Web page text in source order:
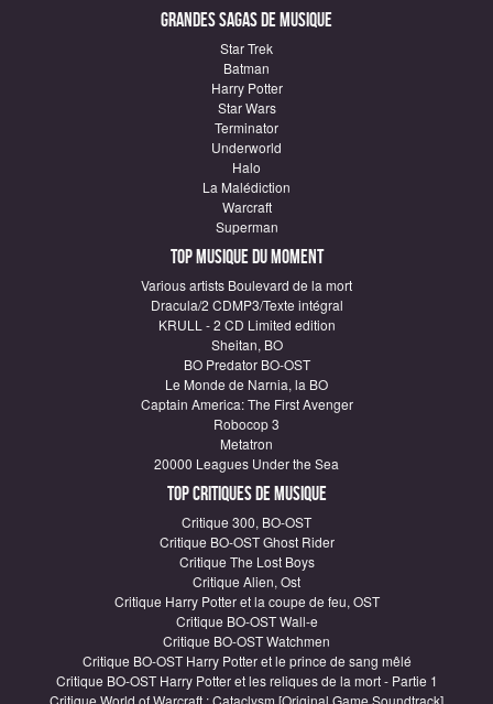
Grandes sagas de Musique
Star Trek
Batman
Harry Potter
Star Wars
Terminator
Underworld
Halo
La Malédiction
Warcraft
Superman
Top Musique du moment
Various artists Boulevard de la mort
Dracula/2 CDMP3/Texte intégral
KRULL - 2 CD Limited edition
Sheitan, BO
BO Predator BO-OST
Le Monde de Narnia, la BO
Captain America: The First Avenger
Robocop 3
Metatron
20000 Leagues Under the Sea
Top critiques de Musique
Critique 300, BO-OST
Critique BO-OST Ghost Rider
Critique The Lost Boys
Critique Alien, Ost
Critique Harry Potter et la coupe de feu, OST
Critique BO-OST Wall-e
Critique BO-OST Watchmen
Critique BO-OST Harry Potter et le prince de sang mêlé
Critique BO-OST Harry Potter et les reliques de la mort - Partie 1
Critique World of Warcraft : Cataclysm [Original Game Soundtrack]